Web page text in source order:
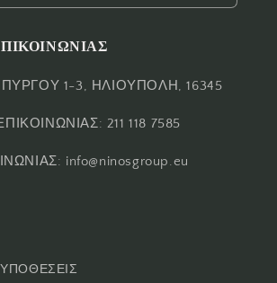
1-3, ΗΛΙΟΥΠΟΛΗ, 16345
211 118 7585
info@ninosgroup.eu